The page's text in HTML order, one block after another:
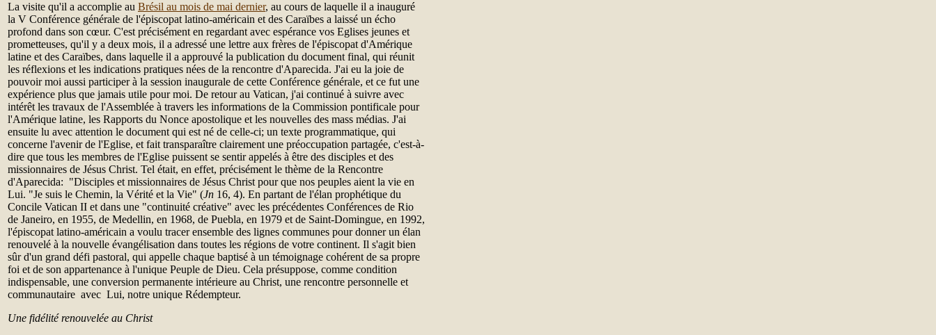
La visite qu'il a accomplie au Brésil au mois de mai dernier, au cours de laquelle il a inauguré
la V Conférence générale de l'épiscopat latino-américain et des Caraïbes a laissé un écho
profond dans son cœur. C'est précisément en regardant avec espérance vos Eglises jeunes et
prometteuses, qu'il y a deux mois, il a adressé une lettre aux frères de l'épiscopat d'Amérique
latine et des Caraïbes, dans laquelle il a approuvé la publication du document final, qui réunit
les réflexions et les indications pratiques nées de la rencontre d'Aparecida. J'ai eu la joie de
pouvoir moi aussi participer à la session inaugurale de cette Conférence générale, et ce fut une
expérience plus que jamais utile pour moi. De retour au Vatican, j'ai continué à suivre avec
intérêt les travaux de l'Assemblée à travers les informations de la Commission pontificale pour
l'Amérique latine, les Rapports du Nonce apostolique et les nouvelles des mass médias. J'ai
ensuite lu avec attention le document qui est né de celle-ci; un texte programmatique, qui
concerne l'avenir de l'Eglise, et fait transparaître clairement une préoccupation partagée, c'est-à-
dire que tous les membres de l'Eglise puissent se sentir appelés à être des disciples et des
missionnaires de Jésus Christ. Tel était, en effet, précisément le thème de la Rencontre
d'Aparecida: "Disciples et missionnaires de Jésus Christ pour que nos peuples aient la vie en
Lui. "Je suis le Chemin, la Vérité et la Vie" (Jn 16, 4). En partant de l'élan prophétique du
Concile Vatican II et dans une "continuité créative" avec les précédentes Conférences de Rio
de Janeiro, en 1955, de Medellin, en 1968, de Puebla, en 1979 et de Saint-Domingue, en 1992,
l'épiscopat latino-américain a voulu tracer ensemble des lignes communes pour donner un élan
renouvelé à la nouvelle évangélisation dans toutes les régions de votre continent. Il s'agit bien
sûr d'un grand défi pastoral, qui appelle chaque baptisé à un témoignage cohérent de sa propre
foi et de son appartenance à l'unique Peuple de Dieu. Cela présuppose, comme condition
indispensable, une conversion permanente intérieure au Christ, une rencontre personnelle et
communautaire avec Lui, notre unique Rédempteur.
Une fidélité renouvelée au Christ